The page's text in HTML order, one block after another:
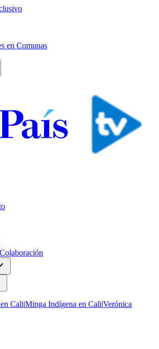
en Comunas
Cali|Minga Indígena en Cali|Verónica